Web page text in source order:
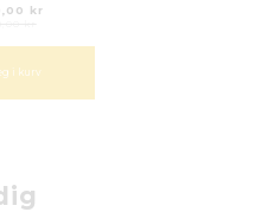
kr
i kurv